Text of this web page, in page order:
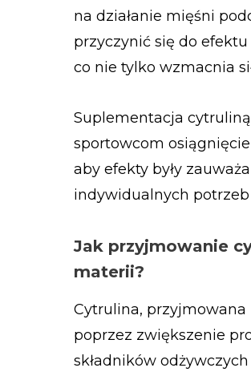
na działanie mięśni
przyczynić się do
co nie tylko wzmacnia
Suplementacja
sportowcom
aby efekty były
indywidualnych
Jak przyjmowanie
materii?
Cytrulina,
poprzez zwiększenie
składników